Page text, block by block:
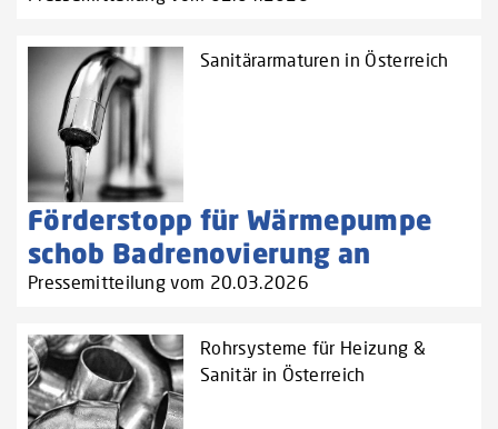
Sanitärarmaturen in Österreich
Förderstopp für Wärmepumpe
schob Badrenovierung an
Pressemitteilung vom 20.03.2026
Rohrsysteme für Heizung &
Sanitär in Österreich